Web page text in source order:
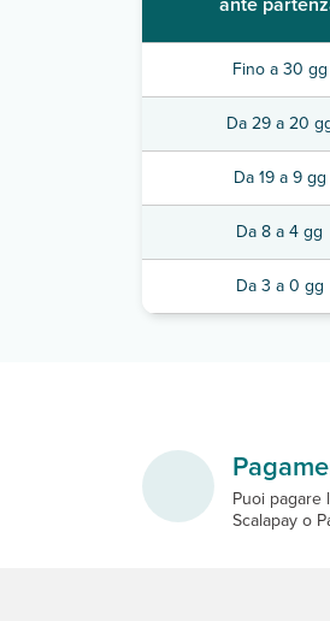
Fino a 30 gg
Da 29 a 20
Da 19 a 9 gg
Da 8 a 4 gg
Da 3 a 0 gg
Puoi pagare
Scalapay o